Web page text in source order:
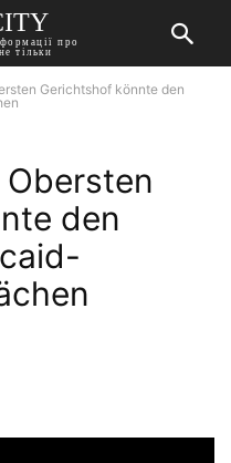
про
тільки
Gerichtshof könnte den
Obersten
den